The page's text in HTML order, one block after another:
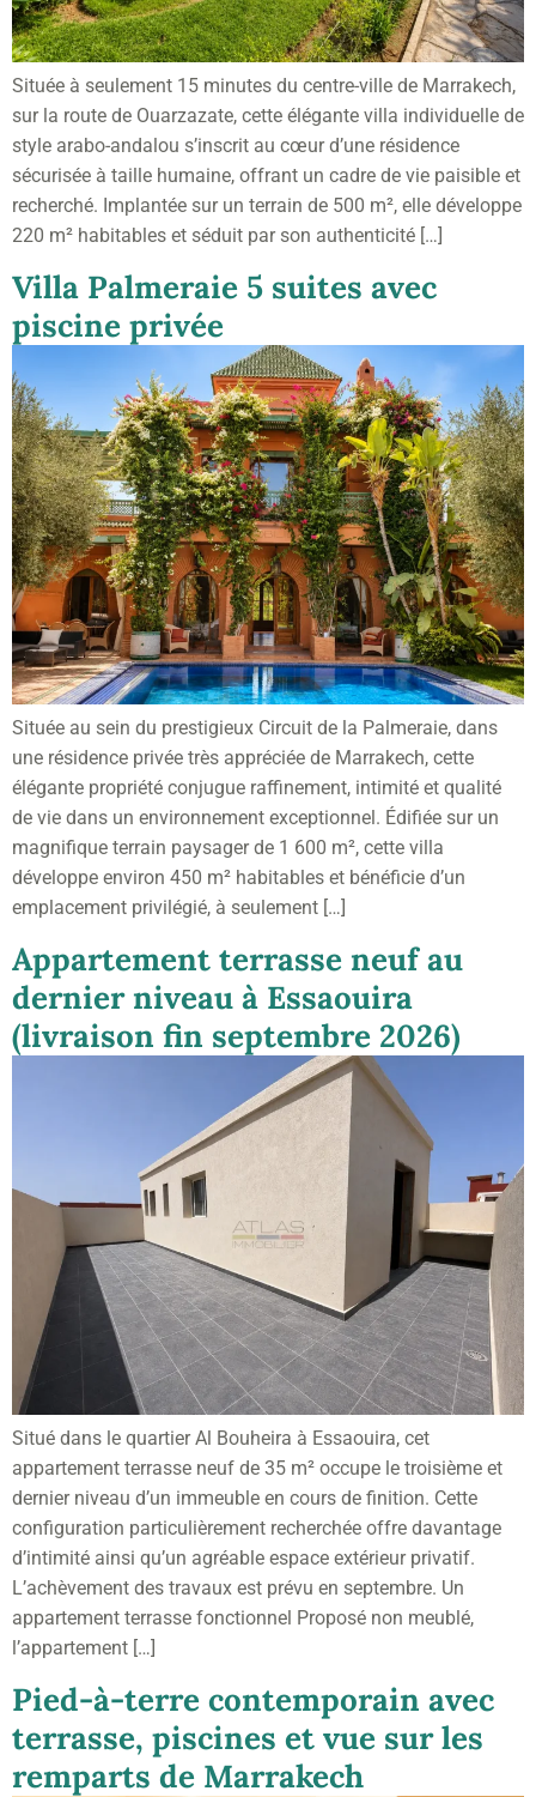
Située à seulement 15 minutes du centre-ville de Marrakech,
sur la route de Ouarzazate, cette élégante villa individuelle de
style arabo-andalou s’inscrit au cœur d’une résidence
sécurisée à taille humaine, offrant un cadre de vie paisible et
recherché. Implantée sur un terrain de 500 m², elle développe
220 m² habitables et séduit par son authenticité […]
Villa Palmeraie 5 suites avec
piscine privée
Située au sein du prestigieux Circuit de la Palmeraie, dans
une résidence privée très appréciée de Marrakech, cette
élégante propriété conjugue raffinement, intimité et qualité
de vie dans un environnement exceptionnel. Édifiée sur un
magnifique terrain paysager de 1 600 m², cette villa
développe environ 450 m² habitables et bénéficie d’un
emplacement privilégié, à seulement […]
Appartement terrasse neuf au
dernier niveau à Essaouira
(livraison fin septembre 2026)
Situé dans le quartier Al Bouheira à Essaouira, cet
appartement terrasse neuf de 35 m² occupe le troisième et
dernier niveau d’un immeuble en cours de finition. Cette
configuration particulièrement recherchée offre davantage
d’intimité ainsi qu’un agréable espace extérieur privatif.
L’achèvement des travaux est prévu en septembre. Un
appartement terrasse fonctionnel Proposé non meublé,
l’appartement […]
Pied-à-terre contemporain avec
terrasse, piscines et vue sur les
remparts de Marrakech